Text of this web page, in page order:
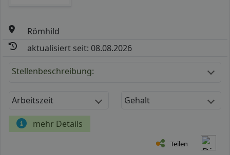
Römhild
aktualisiert seit: 08.08.2026
Stellenbeschreibung:
Arbeitszeit Gehalt
mehr Details
Teilen